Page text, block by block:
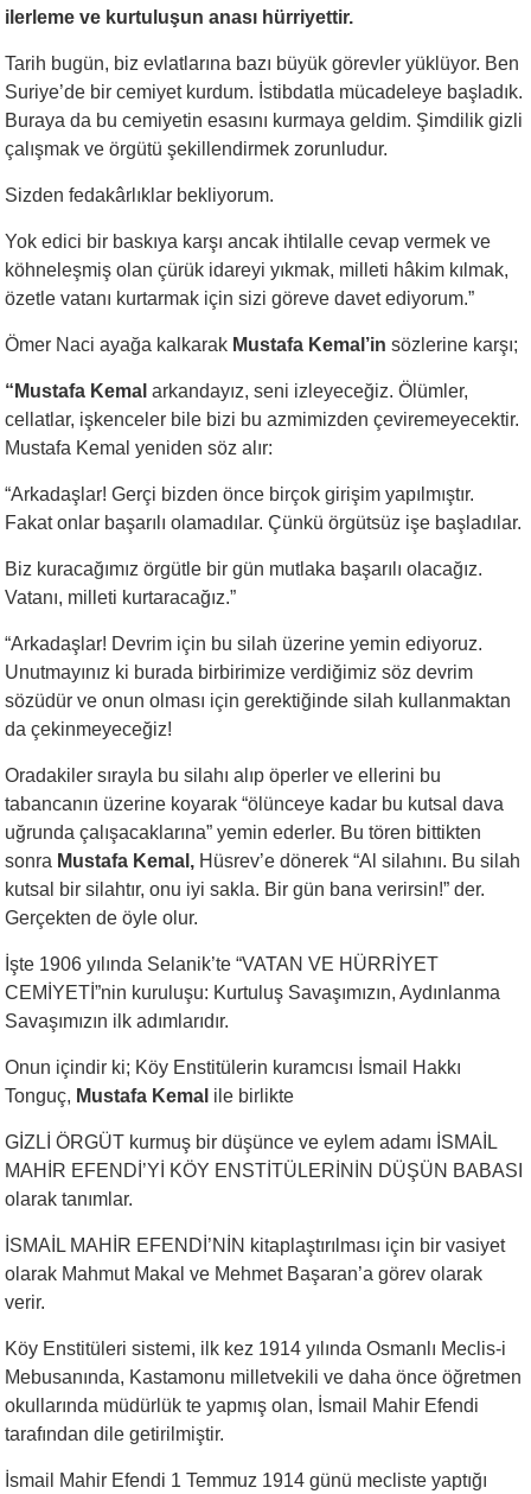
ilerleme ve kurtuluşun anası hürriyettir.
Tarih bugün, biz evlatlarına bazı büyük görevler yüklüyor. Ben
Suriye’de bir cemiyet kurdum. İstibdatla mücadeleye başladık.
Buraya da bu cemiyetin esasını kurmaya geldim. Şimdilik gizli
çalışmak ve örgütü şekillendirmek zorunludur.
Sizden fedakârlıklar bekliyorum.
Yok edici bir baskıya karşı ancak ihtilalle cevap vermek ve
köhneleşmiş olan çürük idareyi yıkmak, milleti hâkim kılmak,
özetle vatanı kurtarmak için sizi göreve davet ediyorum.”
Ömer Naci ayağa kalkarak Mustafa Kemal’in sözlerine karşı;
“Mustafa Kemal arkandayız, seni izleyeceğiz. Ölümler,
cellatlar, işkenceler bile bizi bu azmimizden çeviremeyecektir.
Mustafa Kemal yeniden söz alır:
“Arkadaşlar! Gerçi bizden önce birçok girişim yapılmıştır.
Fakat onlar başarılı olamadılar. Çünkü örgütsüz işe başladılar.
Biz kuracağımız örgütle bir gün mutlaka başarılı olacağız.
Vatanı, milleti kurtaracağız.”
“Arkadaşlar! Devrim için bu silah üzerine yemin ediyoruz.
Unutmayınız ki burada birbirimize verdiğimiz söz devrim
sözüdür ve onun olması için gerektiğinde silah kullanmaktan
da çekinmeyeceğiz!
Oradakiler sırayla bu silahı alıp öperler ve ellerini bu
tabancanın üzerine koyarak “ölünceye kadar bu kutsal dava
uğrunda çalışacaklarına” yemin ederler. Bu tören bittikten
sonra Mustafa Kemal, Hüsrev’e dönerek “Al silahını. Bu silah
kutsal bir silahtır, onu iyi sakla. Bir gün bana verirsin!” der.
Gerçekten de öyle olur.
İşte 1906 yılında Selanik’te “VATAN VE HÜRRİYET
CEMİYETİ”nin kuruluşu: Kurtuluş Savaşımızın, Aydınlanma
Savaşımızın ilk adımlarıdır.
Onun içindir ki; Köy Enstitülerin kuramcısı İsmail Hakkı
Tonguç, Mustafa Kemal ile birlikte
GİZLİ ÖRGÜT kurmuş bir düşünce ve eylem adamı İSMAİL
MAHİR EFENDİ’Yİ KÖY ENSTİTÜLERİNİN DÜŞÜN BABASI
olarak tanımlar.
İSMAİL MAHİR EFENDİ’NİN kitaplaştırılması için bir vasiyet
olarak Mahmut Makal ve Mehmet Başaran’a görev olarak
verir.
Köy Enstitüleri sistemi, ilk kez 1914 yılında Osmanlı Meclis-i
Mebusanında, Kastamonu milletvekili ve daha önce öğretmen
okullarında müdürlük te yapmış olan, İsmail Mahir Efendi
tarafından dile getirilmiştir.
İsmail Mahir Efendi 1 Temmuz 1914 günü mecliste yaptığı